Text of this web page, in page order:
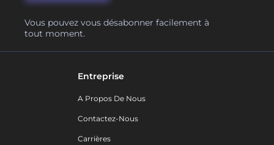
Vous pouvez vous désabonner facilement à
tout moment.
Entreprise
A Propos De Nous
Contactez-Nous
Carrières